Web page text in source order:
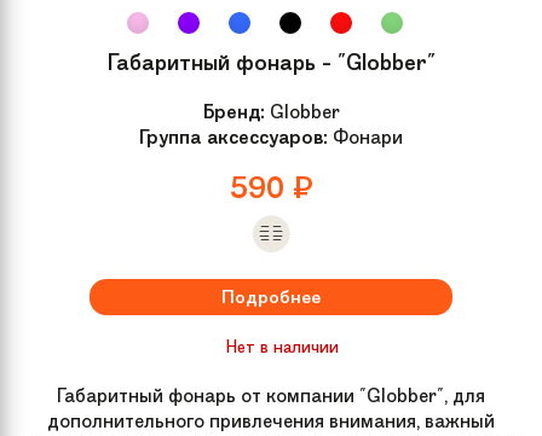
Габаритный фонарь - "Globber"
Бренд: Globber
Группа аксессуаров: Фонари
590 ₽
Подробнее
Нет в наличии
Габаритный фонарь от компании "Globber", для
дополнительного привлечения внимания, важный